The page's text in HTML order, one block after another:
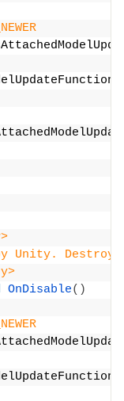
Unity.
OnDisable()